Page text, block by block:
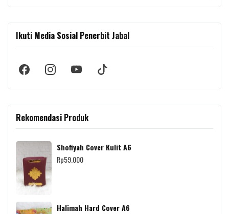
Ikuti Media Sosial Penerbit Jabal
Rekomendasi Produk
Shofiyah Cover Kulit A6
Rp59.000
Halimah Hard Cover A6